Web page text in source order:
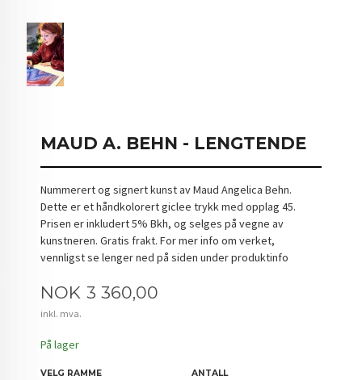
MAUD A. BEHN - LENGTENDE
Nummerert og signert kunst av Maud Angelica Behn.
Dette er et håndkolorert giclee trykk med opplag 45.
Prisen er inkludert 5% Bkh, og selges på vegne av
kunstneren. Gratis frakt. For mer info om verket,
vennligst se lenger ned på siden under produktinfo
Pris
NOK 3 360,00
inkl. mva.
På lager
VELG RAMME ANTALL